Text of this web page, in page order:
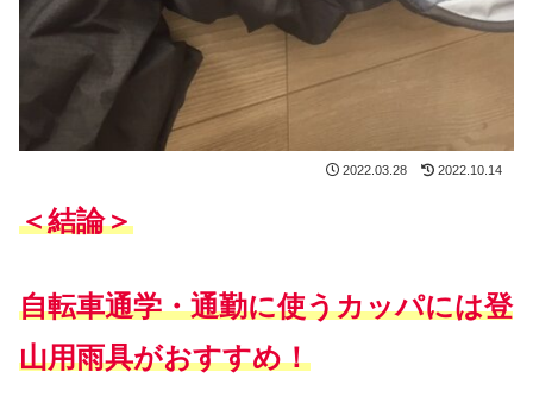
2022.03.28 2022.10.14
＜結論＞
自転車通学・通勤に使うカッパには登
山用雨具がおすすめ！